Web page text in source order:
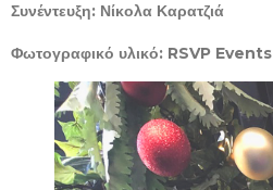
Συνέντευξη: Νίκολα Καρατζιά
Φωτογραφικό υλικό: RSVP Events